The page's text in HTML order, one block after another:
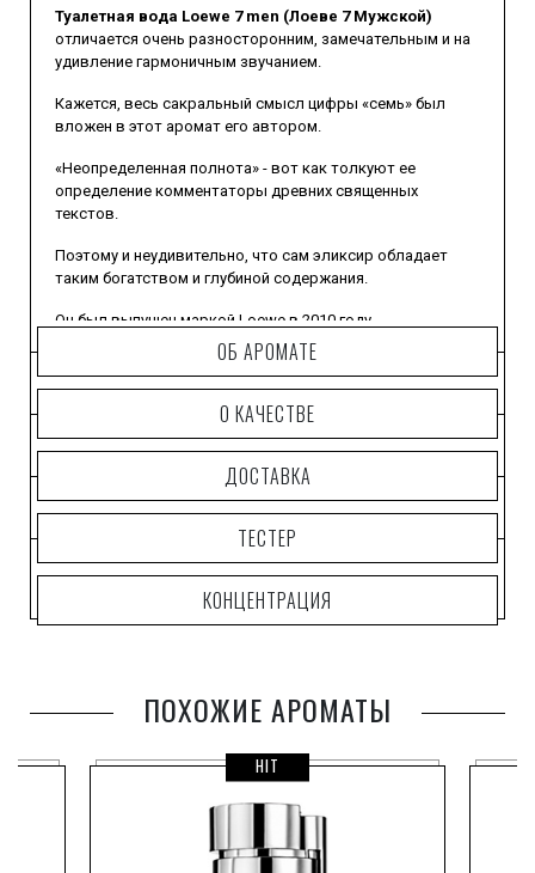
Туалетная вода Loewe 7 men (Лоеве 7 Мужской)
отличается очень разносторонним, замечательным и на
удивление гармоничным звучанием.
Кажется, весь сакральный смысл цифры «семь» был
вложен в этот аромат его автором.
«Неопределенная полнота» - вот как толкуют ее
определение комментаторы древних священных
текстов.
Поэтому и неудивительно, что сам эликсир обладает
таким богатством и глубиной содержания.
Он был выпущен маркой Loewe в 2010 году.
Над созданием композиции трудился Эмилио Валерос.
Она предназначена для активных, целеустремленных,
благородных мужчин, смелость в характере которых
очень гармонично сочетается с изяществом и
Совершенно не зря лицом аромата стал Кайетано
Ривера Ордоньес, знаменитый испанский тореадор.
ОБ АРОМАТЕ
О КАЧЕСТВЕ
ДОСТАВКА
ТЕСТЕР
КОНЦЕНТРАЦИЯ
ПОХОЖИЕ АРОМАТЫ
HIT